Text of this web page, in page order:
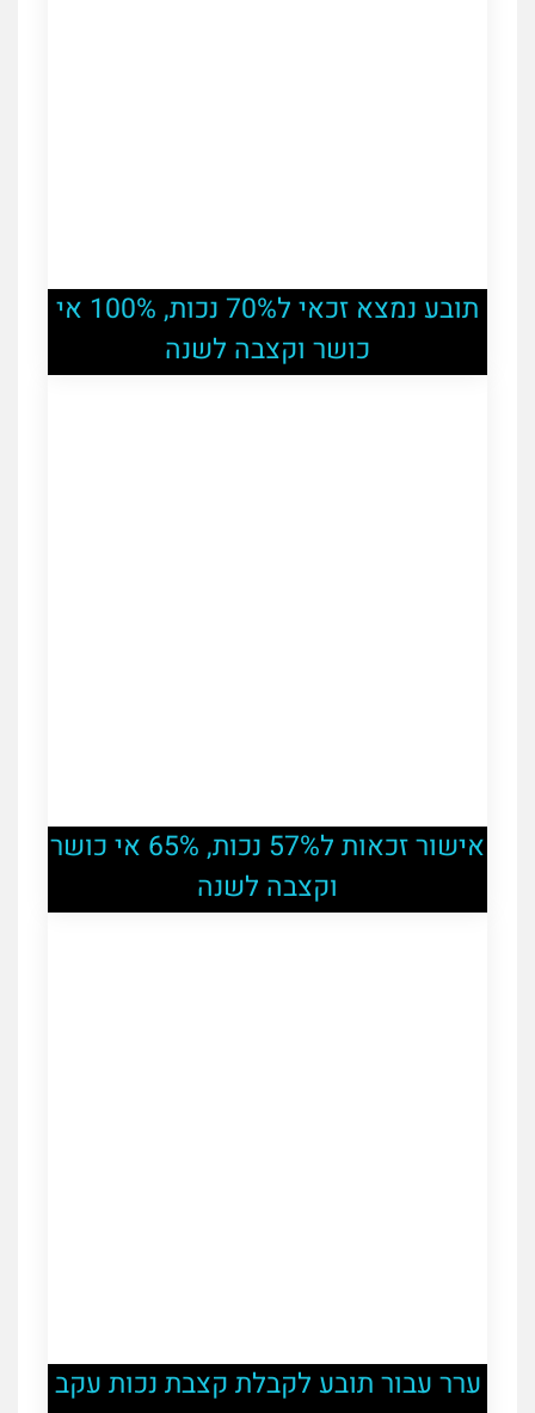
תובע נמצא זכאי ל70% נכות, 100% אי
כושר וקצבה לשנה
אישור זכאות ל57% נכות, 65% אי כושר
וקצבה לשנה
ערר עבור תובע לקבלת קצבת נכות עקב